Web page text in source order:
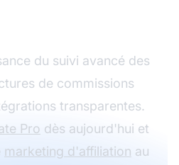
du suivi avancé des
de commissions
transparentes.
Pro dès aujourd'hui et
marketing d'affiliation au